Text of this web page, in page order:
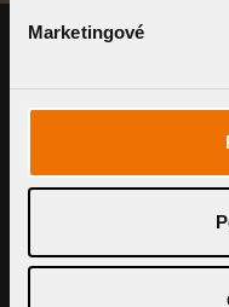
Marketingové
Nutzen Sie
Preis- und
SYSTEM